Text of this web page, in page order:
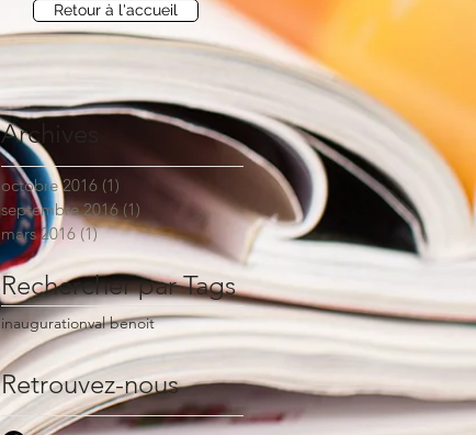
Retour à l'accueil
Archives
octobre 2016 (1)
septembre 2016 (1)
mars 2016 (1)1 post
Rechercher par Tags
inaugurationval benoit
Retrouvez-nous